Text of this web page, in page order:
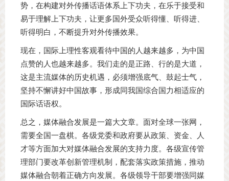
势，在构建对外传播话语体系上下功夫，在乐于接受和
易于理解上下功夫，让更多国外受众听得懂、听得进、
听得明白，不断提升对外传播效果。
现在，国际上理性客观看待中国的人越来越多，为中国
点赞的人也越来越多。我们走的是正路、行的是大道，
这是主流媒体的历史机遇，必须增强底气、鼓起士气，
坚持不懈讲好中国故事，形成同我国综合国力相适应的
国际话语权。
总之，媒体融合发展是一篇大文章。面对全球一张网，
需要全国一盘棋。各级党委和政府要从政策、资金、人
才等方面加大对媒体融合发展的支持力度。各级宣传管
理部门要改革创新管理机制，配套落实政策措施，推动
媒体融合朝着正确方向发展。各级领导干部要增强同媒